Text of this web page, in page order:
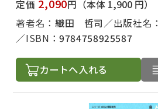
定価 2,090円 （本体 1,900 円）
著者名： 織田 哲司 出版社名：
ISBN：9784758925587
カートへ入れる